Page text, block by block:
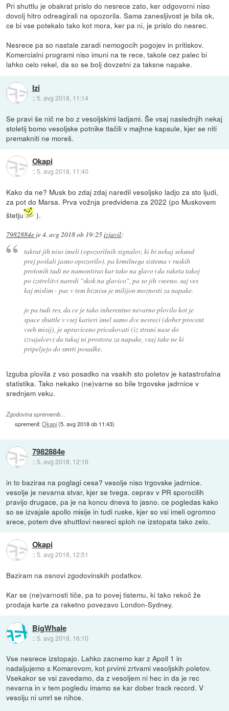
Pri shuttlu je obakrat prislo do nesrece zato, ker odgovorni niso
dovolj hitro odreagirali na opozorila. Sama zanesljivost je bila ok,
ce bi vse potekalo tako kot mora, ker pa ni, je prislo do nesrec.
Nesrece pa so nastale zaradi nemogocih pogojev in pritiskov.
Komercialni programi niso imuni na te rece, takole cez palec bi
lahko celo rekel, da so se bolj dovzetni za taksne napake.
Izi
:: 5. avg 2018, 11:14
Se pravi še nič ne bo z vesoljskimi ladjami. Še vsaj naslednjih nekaj
stoletij bomo vesoljske potnike tlačili v majhne kapsule, kjer se niti
premakniti ne moreš.
Okapi
::5. avg 2018, 11:40
Kako da ne? Musk bo zdaj zdaj naredil vesoljsko ladjo za sto ljudi,
za pot do Marsa. Prva vožnja predvidena za 2022 (po Muskovem
štetju
).
7982884e je4. avg 2018 ob 19:25izjavil:
takrat jih niso imeli (opozorilnih signalov, ki bi nekaj sekund
prej poslali jasno opozorilo). pa krmilnega sistema v ruskih
protonih tudi ne namontiras kar tako na glavo (da raketa takoj
po izstrelitvi naredi "skok na glavico", pa so jih vseeno. saj ves
kaj mislim - pac v tem biznisu je milijon moznosti za napake.
je pa tudi res, da ce je tako inherentno nevarno plovilo kot je
space shuttle v vsej karieri imel samo dve nesreci (dober procent
vseh misij), je upraviceno pricakovati (iz strani nase do
izvajalcev) da tukaj ni prostora za napake, vsaj take ne ki
pripeljejo do smrti posadke.
Izguba plovila z vso posadko na vsakih sto poletov je katastrofalna
statistika. Tako nekako (ne)varne so bile trgovske jadrnice v
srednjem veku.
Zgodovina sprememb…
spremenil:Okapi(5. avg 2018 ob 11:43)
7982884e
:: 5. avg 2018, 12:16
in to baziras na poglagi cesa? vesolje niso trgovske jadrnice.
vesolje je nevarna stvar, kjer se tvega. ceprav v PR sporocilih
pravijo drugace, pa je na koncu dneva to jasno. ce pogledas kako
so se izvajale apollo misije in tudi ruske, kjer so vsi imeli ogromno
srece, potem dve shuttlovi nesreci sploh ne izstopata tako zelo.
Okapi
::5. avg 2018, 12:51
Baziram na osnovi zgodovinskih podatkov.
Kar se (ne)varnosti tiče, pa to povej tistemu, ki tako rekoč že
prodaja karte za raketno povezavo London-Sydney.
BigWhale
:: 5. avg 2018, 16:10
Vse nesrece izstopajo. Lahko zacnemo kar z Apoll 1 in
nadaljujemo s Komarovom, kot prvimi zrtvami vesoljskih poletov.
Vsekakor se vsi zavedamo, da z vesoljem ni hec in da je rec
nevarna in v tem pogledu imamo se kar dober track record. V
vesolju ni umrl se nihce.